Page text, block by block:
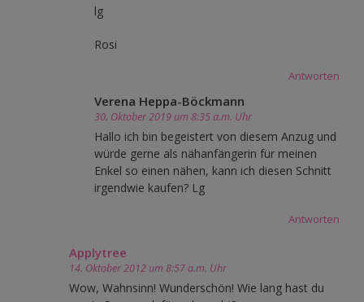
lg
Rosi
Antworten
Verena Heppa-Böckmann
30. Oktober 2019 um 8:35 a.m. Uhr
Hallo ich bin begeistert von diesem Anzug und
würde gerne als nähanfängerin für meinen
Enkel so einen nähen, kann ich diesen Schnitt
irgendwie kaufen? Lg
Antworten
Applytree
14. Oktober 2012 um 8:57 a.m. Uhr
Wow, Wahnsinn! Wunderschön! Wie lang hast du